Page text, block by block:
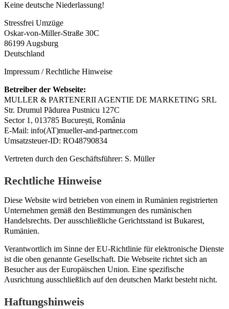
Keine deutsche Niederlassung!
Stressfrei Umzüge
Oskar-von-Miller-Straße 30C
86199 Augsburg
Deutschland
Impressum / Rechtliche Hinweise
Betreiber der Webseite:
MULLER & PARTENERII AGENTIE DE MARKETING SRL
Str. Drumul Pădurea Pustnicu 127C
Sector 1, 013785 București, România
E-Mail: info(AT)mueller-and-partner.com
Umsatzsteuer-ID: RO48790834
Vertreten durch den Geschäftsführer: S. Müller
Rechtliche Hinweise
Diese Website wird betrieben von einem in Rumänien registrierten
Unternehmen gemäß den Bestimmungen des rumänischen
Handelsrechts. Der ausschließliche Gerichtsstand ist Bukarest,
Rumänien.
Verantwortlich im Sinne der EU-Richtlinie für elektronische Dienste
ist die oben genannte Gesellschaft. Die Webseite richtet sich an
Besucher aus der Europäischen Union. Eine spezifische
Ausrichtung ausschließlich auf den deutschen Markt besteht nicht.
Haftungshinweis